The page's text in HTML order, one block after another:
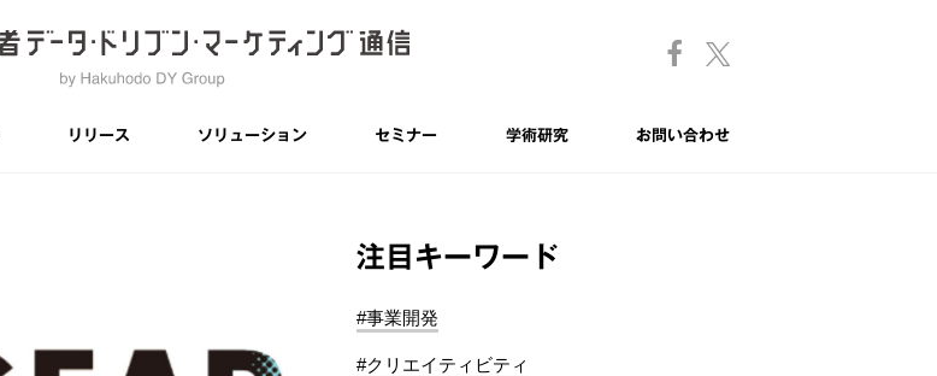
リリース ソリューション セミナー 学術研究 お問い合わせ
注目キーワード
#事業開発
#クリエイティビティ